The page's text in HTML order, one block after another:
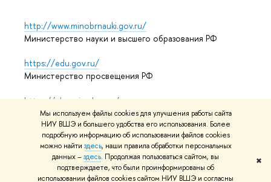
Мы используем файлы cookies для улучшения работы сайта
НИУ ВШЭ и большего удобства его использования. Более
подробную информацию об использовании файлов cookies
можно найти здесь, наши правила обработки персональных
данных –здесь. Продолжая пользоваться сайтом, вы
подтверждаете, что были проинформированы об
использовании файлов cookies сайтом НИУ ВШЭ и согласны
✖
http://www.minobrnauki.gov.ru/
Министерство науки и высшего образования РФ
https://edu.gov.ru/
Министерство просвещения РФ
https://elearning.hse.ru/mooc
Массовые открытые онлайн-курсы
© НИУ ВШЭ 1993–2026 Адреса и контактыУсловия
использования материаловПолитика конфиденциальности
Карта сайта